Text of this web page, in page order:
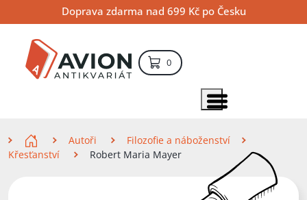
na
obsah
na
navigaci
na
vyhledávání
Doprava zdarma nad 699 Kč po Česku
0položek – košík
Zobrazit položky menu
Autoři
Filozofie a náboženství
Křesťanství
Robert Maria Mayer